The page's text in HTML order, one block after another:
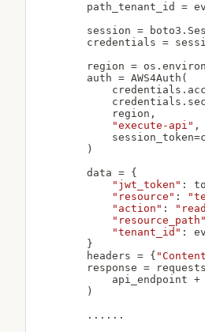
        path_tenant_id
=
        session
= boto3 .
        credentials
=
        region
= os . environ
        auth
= AWS4Auth (
            credentials
.
            credentials
.
            region
,
"execute-api" ,
            session_token
=
)
        data
=
{
"jwt_token" :
"resource" :
"action" :
"resource_path"
"tenant_id" :
}
        headers
= {
        response
= requests
            api_endpoint
+
)
. . . . . .